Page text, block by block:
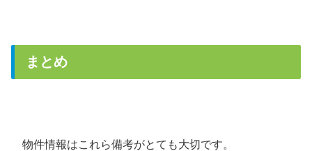
まとめ
物件情報はこれら備考がとても大切です。